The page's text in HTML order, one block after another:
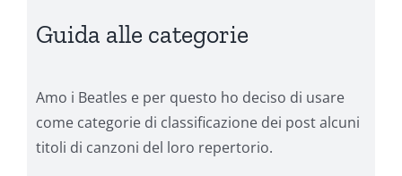
Guida alle categorie
Amo i Beatles e per questo ho deciso di usare
come categorie di classificazione dei post alcuni
titoli di canzoni del loro repertorio.